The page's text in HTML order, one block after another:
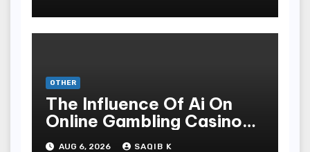
OTHER
The Influence Of Ai On
Online Gambling Casino
Experiences
AUG 6, 2026 SAQIB K